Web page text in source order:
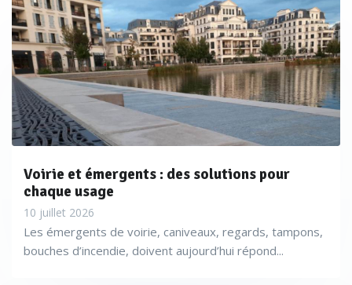
Voirie et émergents : des solutions pour
chaque usage
10 juillet 2026
Les émergents de voirie, caniveaux, regards, tampons,
bouches d’incendie, doivent aujourd’hui répond...